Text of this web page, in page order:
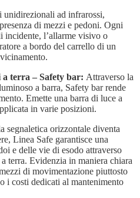
unidirezionali ad infrarossi,
di mezzi e pedoni. Ogni
incidente, l’allarme visivo o
a bordo del carrello di un
terra – Safety bar: Attraverso la
a barra, Safety bar rende
Emette una barra di luce a
in varie posizioni.
segnaletica orizzontale diventa
Linea Safe garantisce una
e delle vie di esodo attraverso
terra. Evidenzia in maniera chiara
di movimentazione piuttosto
i costi dedicati al mantenimento